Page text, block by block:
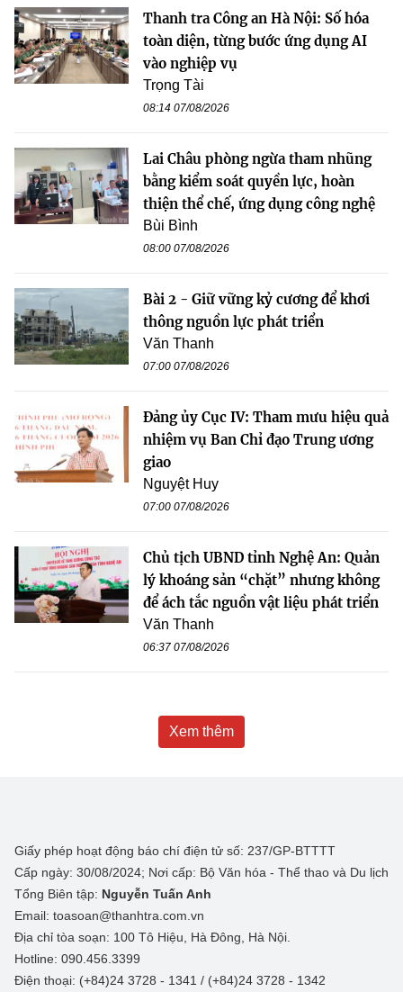
Thanh tra Công an Hà Nội: Số hóa
toàn diện, từng bước ứng dụng AI
vào nghiệp vụ
Trọng Tài
08:14 07/08/2026
Lai Châu phòng ngừa tham nhũng
bằng kiểm soát quyền lực, hoàn
thiện thể chế, ứng dụng công nghệ
Bùi Bình
08:00 07/08/2026
Bài 2 - Giữ vững kỷ cương để khơi
thông nguồn lực phát triển
Văn Thanh
07:00 07/08/2026
Đảng ủy Cục IV: Tham mưu hiệu quả
nhiệm vụ Ban Chỉ đạo Trung ương
giao
Nguyệt Huy
07:00 07/08/2026
Chủ tịch UBND tỉnh Nghệ An: Quản
lý khoáng sản “chặt” nhưng không
để ách tắc nguồn vật liệu phát triển
Văn Thanh
06:37 07/08/2026
Xem thêm
Giấy phép hoạt động báo chí điện tử số: 237/GP-BTTTT
Cấp ngày: 30/08/2024; Nơi cấp: Bộ Văn hóa - Thể thao và Du lịch
Tổng Biên tập: Nguyễn Tuấn Anh
Email: toasoan@thanhtra.com.vn
Địa chỉ tòa soạn: 100 Tô Hiệu, Hà Đông, Hà Nội.
Hotline: 090.456.3399
Điện thoại: (+84)24 3728 - 1341 / (+84)24 3728 - 1342